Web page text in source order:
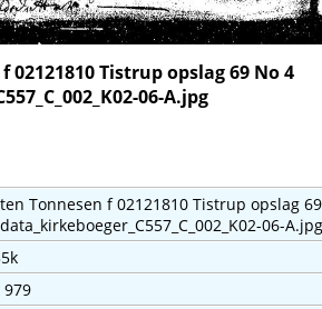
02121810 Tistrup opslag 69 No 4
06-A.jpg
Tonnesen f 02121810 Tistrup opslag 69
06-A.jpg
979